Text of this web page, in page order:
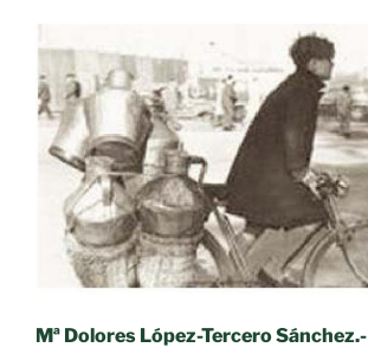
elaboradores
de
queso»
Mª Dolores López-Tercero Sánchez.-